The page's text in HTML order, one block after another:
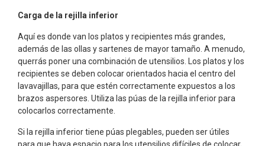
Carga de la rejilla inferior
Aquí es donde van los platos y recipientes más grandes,
además de las ollas y sartenes de mayor tamaño. A menudo,
querrás poner una combinación de utensilios. Los platos y los
recipientes se deben colocar orientados hacia el centro del
lavavajillas, para que estén correctamente expuestos a los
brazos aspersores. Utiliza las púas de la rejilla inferior para
colocarlos correctamente.
Si la rejilla inferior tiene púas plegables, pueden ser útiles